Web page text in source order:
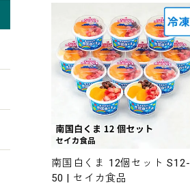
南国白くま 12個セット S12-
50 | セイカ食品